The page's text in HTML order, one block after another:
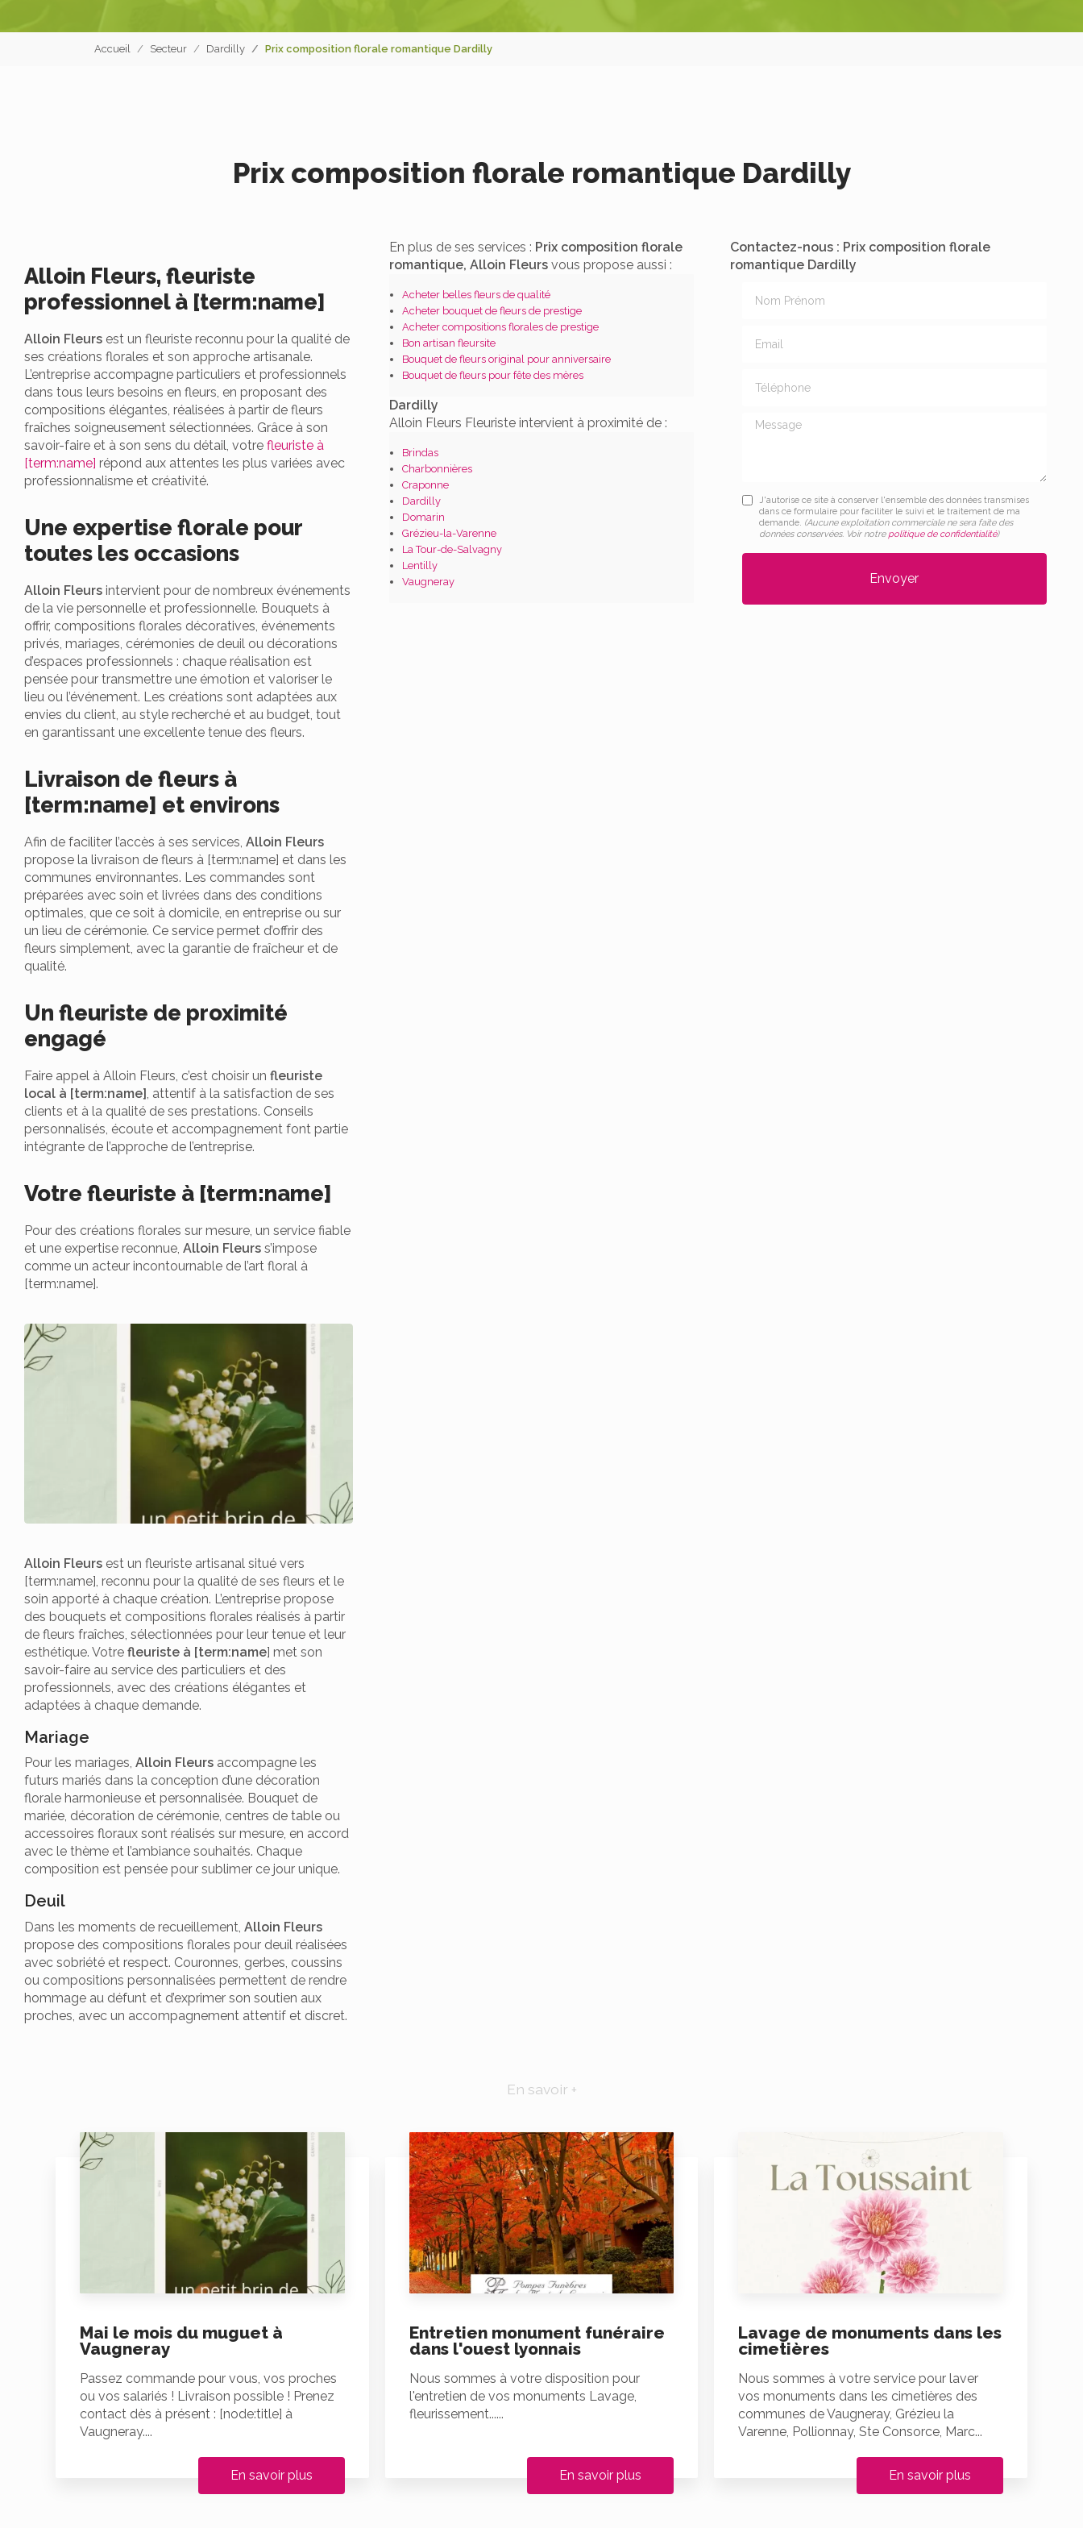
Accueil Secteur Dardilly Prix composition florale romantique Dardilly
Prix composition florale romantique Dardilly
Alloin Fleurs, fleuriste
professionnel à [term:name]
Alloin Fleurs est un fleuriste reconnu pour la qualité de
ses créations florales et son approche artisanale.
L’entreprise accompagne particuliers et professionnels
dans tous leurs besoins en fleurs, en proposant des
compositions élégantes, réalisées à partir de fleurs
fraîches soigneusement sélectionnées. Grâce à son
savoir-faire et à son sens du détail, votre fleuriste à
[term:name] répond aux attentes les plus variées avec
professionnalisme et créativité.
Une expertise florale pour
toutes les occasions
Alloin Fleurs intervient pour de nombreux événements
de la vie personnelle et professionnelle. Bouquets à
offrir, compositions florales décoratives, événements
privés, mariages, cérémonies de deuil ou décorations
d’espaces professionnels : chaque réalisation est
pensée pour transmettre une émotion et valoriser le
lieu ou l’événement. Les créations sont adaptées aux
envies du client, au style recherché et au budget, tout
en garantissant une excellente tenue des fleurs.
Livraison de fleurs à
[term:name] et environs
Afin de faciliter l’accès à ses services, Alloin Fleurs
propose la livraison de fleurs à [term:name] et dans les
communes environnantes. Les commandes sont
préparées avec soin et livrées dans des conditions
optimales, que ce soit à domicile, en entreprise ou sur
un lieu de cérémonie. Ce service permet d’offrir des
fleurs simplement, avec la garantie de fraîcheur et de
qualité.
Un fleuriste de proximité
engagé
Faire appel à Alloin Fleurs, c’est choisir un fleuriste
local à [term:name], attentif à la satisfaction de ses
clients et à la qualité de ses prestations. Conseils
personnalisés, écoute et accompagnement font partie
intégrante de l’approche de l’entreprise.
Votre fleuriste à [term:name]
Pour des créations florales sur mesure, un service fiable
et une expertise reconnue, Alloin Fleurs s’impose
comme un acteur incontournable de l’art floral à
[term:name].
Alloin Fleurs est un fleuriste artisanal situé vers
[term:name], reconnu pour la qualité de ses fleurs et le
soin apporté à chaque création. L’entreprise propose
des bouquets et compositions florales réalisés à partir
de fleurs fraîches, sélectionnées pour leur tenue et leur
esthétique. Votre fleuriste à [term:name] met son
savoir-faire au service des particuliers et des
professionnels, avec des créations élégantes et
adaptées à chaque demande.
Mariage
Pour les mariages, Alloin Fleurs accompagne les
futurs mariés dans la conception d’une décoration
florale harmonieuse et personnalisée. Bouquet de
mariée, décoration de cérémonie, centres de table ou
accessoires floraux sont réalisés sur mesure, en accord
avec le thème et l’ambiance souhaités. Chaque
composition est pensée pour sublimer ce jour unique.
Deuil
Dans les moments de recueillement, Alloin Fleurs
propose des compositions florales pour deuil réalisées
avec sobriété et respect. Couronnes, gerbes, coussins
ou compositions personnalisées permettent de rendre
hommage au défunt et d’exprimer son soutien aux
proches, avec un accompagnement attentif et discret.
En plus de ses services : Prix composition florale
romantique, Alloin Fleursvous propose aussi :
Acheter belles fleurs de qualité
Acheter bouquet de fleurs de prestige
Acheter compositions florales de prestige
Bon artisan fleursite
Bouquet de fleurs original pour anniversaire
Bouquet de fleurs pour fête des mères
Dardilly
Alloin Fleurs Fleuriste intervient à proximité de :
Brindas
Charbonnières
Craponne
Dardilly
Domarin
Grézieu-la-Varenne
La Tour-de-Salvagny
Lentilly
Vaugneray
Contactez-nous : Prix composition florale
romantique Dardilly
Message
J'autorise ce site à conserver l'ensemble des données transmises
dans ce formulaire pour faciliter le suivi et le traitement de ma
demande. (Aucune exploitation commerciale ne sera faite des
données conservées. Voir notre politique de confidentialité)
En savoir +
Mai le mois du muguet à
Vaugneray
Passez commande pour vous, vos proches
ou vos salariés ! Livraison possible ! Prenez
contact dès à présent : [node:title] à
Vaugneray....
En savoir plus
Entretien monument funéraire
dans l'ouest lyonnais
Nous sommes à votre disposition pour
l'entretien de vos monuments Lavage,
fleurissement......
En savoir plus
Lavage de monuments dans les
cimetières
Nous sommes à votre service pour laver
vos monuments dans les cimetières des
communes de Vaugneray, Grézieu la
Varenne, Pollionnay, Ste Consorce, Marc...
En savoir plus